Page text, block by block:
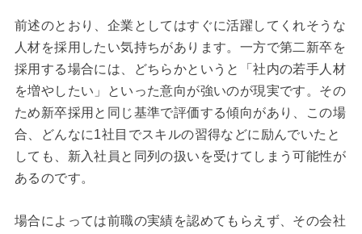
前述のとおり、企業としてはすぐに活躍してくれそうな
人材を採用したい気持ちがあります。一方で第二新卒を
採用する場合には、どちらかというと「社内の若手人材
を増やしたい」といった意向が強いのが現実です。その
ため新卒採用と同じ基準で評価する傾向があり、この場
合、どんなに1社目でスキルの習得などに励んでいたと
しても、新入社員と同列の扱いを受けてしまう可能性が
あるのです。
場合によっては前職の実績を認めてもらえず、その会社